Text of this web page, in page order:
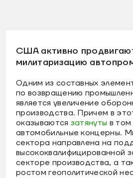
США активно
милитаризацию
Одним из составных
по возвращению
является увеличение
производства. Причем в
оказываются затянуты в
автомобильные концерны.
сектора направлена на
высококвалифицированной
секторе производства, а
ростом геополитической